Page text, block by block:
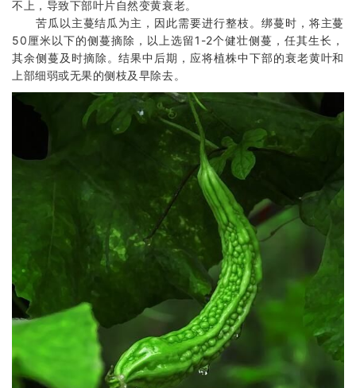
不上，导致下部叶片自然变黄衰老。
苦瓜以主蔓结瓜为主，因此需要进行整枝。绑蔓时，将主蔓
50厘米以下的侧蔓摘除，以上选留1-2个健壮侧蔓，任其生长，
其余侧蔓及时摘除。结果中后期，应将植株中下部的衰老黄叶和
上部细弱或无果的侧枝及早除去。